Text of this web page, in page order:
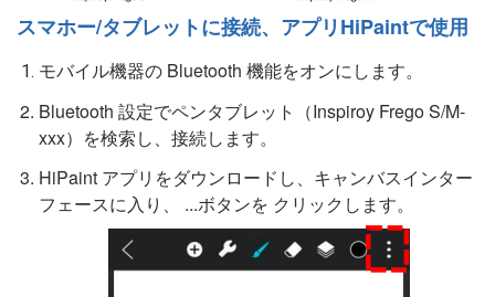
スマホー/タブレットに接続、アプリHiPaintで使用
モバイル機器の Bluetooth 機能をオンにします。
Bluetooth 設定でペンタブレット（Inspiroy Frego S/M-
xxx）を検索し、接続します。
HiPaint アプリをダウンロードし、キャンバスインター
フェースに入り、 ...ボタンを クリックします。